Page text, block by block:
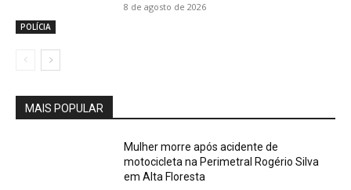
POLÍCIA
8 de agosto de 2026
MAIS POPULAR
Mulher morre após acidente de
motocicleta na Perimetral Rogério Silva
em Alta Floresta